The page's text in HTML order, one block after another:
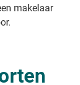
makelaar